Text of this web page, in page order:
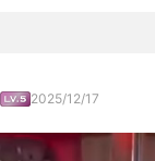
2025/12/17